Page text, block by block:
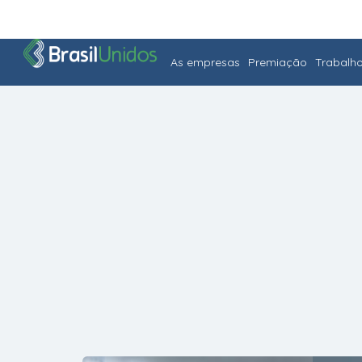
As empresas Premiação Trabalho